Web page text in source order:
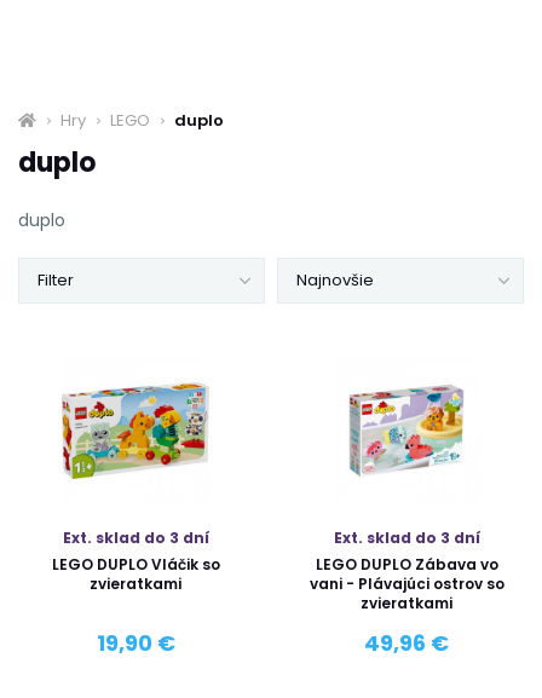
Hry LEGO duplo
duplo
duplo
Najnovšie
Filter
Ext. sklad do 3 dní
LEGO DUPLO Vláčik so
zvieratkami
19,90 €
Ext. sklad do 3 dní
LEGO DUPLO Zábava vo
vani - Plávajúci ostrov so
zvieratkami
49,96 €